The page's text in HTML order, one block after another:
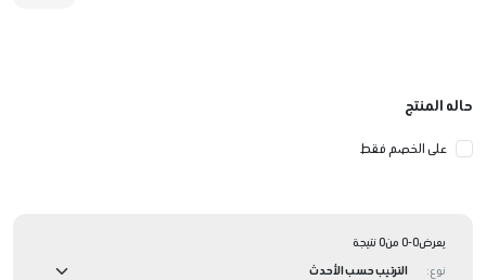
حاله المنتج
على الخصم فقط
يعرض0-0 من0 نتيجة
نوع: